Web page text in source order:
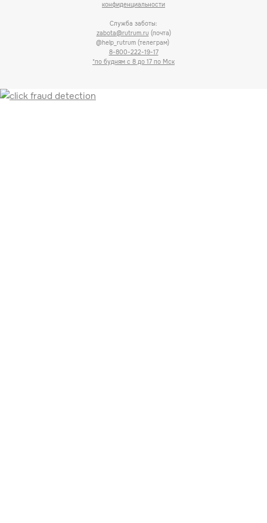
конфиденциальности
Служба заботы:
zabota@rutrum.ru (почта)
@help_rutrum (телеграм)
8-800-222-19-17
*по будням с 8 до 17 по Мск